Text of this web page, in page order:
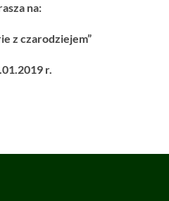
na:
z czarodziejem”
r.